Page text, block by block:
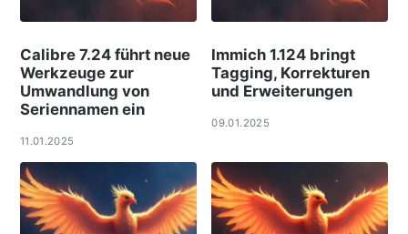
Calibre 7.24 führt neue
Werkzeuge zur
Umwandlung von
Seriennamen ein
11.01.2025
Immich 1.124 bringt
Tagging, Korrekturen
und Erweiterungen
09.01.2025